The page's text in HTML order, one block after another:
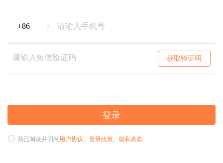
获取验证码
登录
我已阅读并同意用户协议、 登录政策、 隐私条款